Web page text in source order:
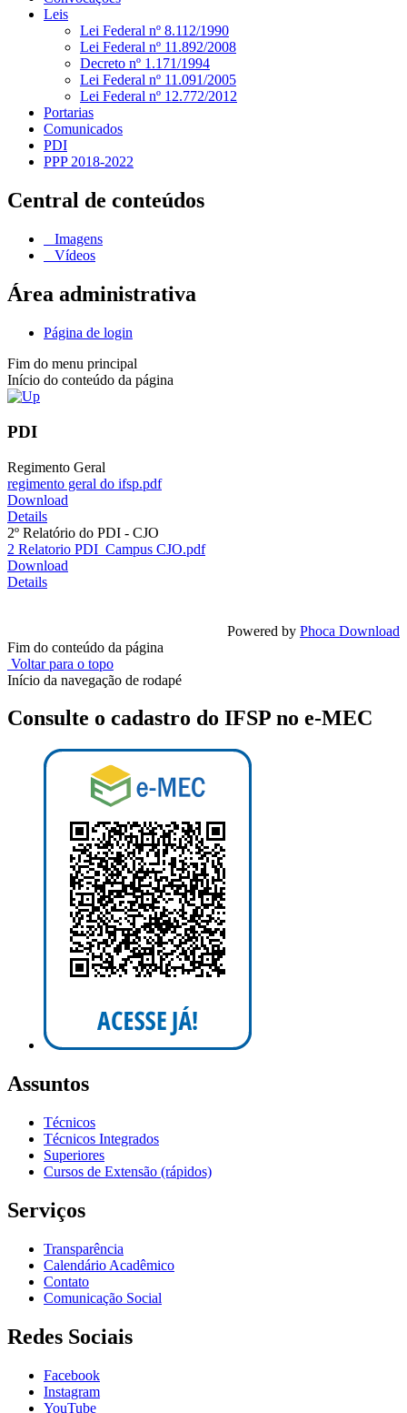
Leis
Lei Federal nº 8.112/1990
Lei Federal nº 11.892/2008
Decreto nº 1.171/1994
Lei Federal nº 11.091/2005
Lei Federal nº 12.772/2012
Portarias
Comunicados
PDI
PPP 2018-2022
Central de conteúdos
Imagens
Vídeos
Área administrativa
Página de login
Fim do menu principal
Início do conteúdo da página
PDI
Regimento Geral
regimento geral do ifsp.pdf
Download
Details
2º Relatório do PDI - CJO
2 Relatorio PDI_Campus CJO.pdf
Download
Details
Powered by Phoca Download
Fim do conteúdo da página
Voltar para o topo
Início da navegação de rodapé
Consulte o cadastro do IFSP no e-MEC
Assuntos
Técnicos
Técnicos Integrados
Superiores
Cursos de Extensão (rápidos)
Serviços
Transparência
Calendário Acadêmico
Contato
Comunicação Social
Redes Sociais
Facebook
Instagram
YouTube